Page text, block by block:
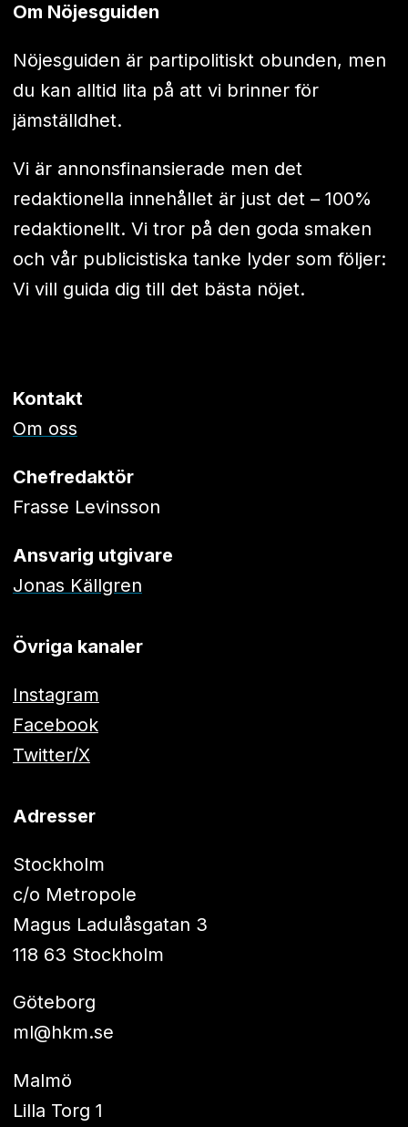
Om Nöjesguiden
Nöjesguiden är partipolitiskt obunden, men
du kan alltid lita på att vi brinner för
jämställdhet.
Vi är annonsfinansierade men det
redaktionella innehållet är just det – 100%
redaktionellt. Vi tror på den goda smaken
och vår publicistiska tanke lyder som följer:
Vi vill guida dig till det bästa nöjet.
Kontakt
Om oss
Chefredaktör
Frasse Levinsson
Ansvarig utgivare
Jonas Källgren
Övriga kanaler
Instagram
Facebook
Twitter/X
Adresser
Stockholm
c/o Metropole
Magus Ladulåsgatan 3
118 63 Stockholm
Göteborg
ml@hkm.se
Malmö
Lilla Torg 1